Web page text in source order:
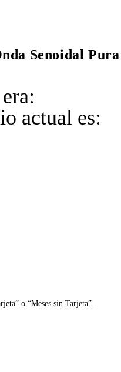
Senoidal Pura
actual es:
o “Meses sin Tarjeta”.